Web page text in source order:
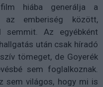
hiába generálja a
az emberiség között,
semmit. Az egyébként
után csak híradó
tömeget, de Goyerék
sem foglalkoznak.
sem világos, hogy mi is